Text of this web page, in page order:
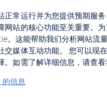
，为了尽量减少预订出行但
于可用座位数量，英国航空
正常运行并为您提供预期服
网站的核心功能至关重要。
。这能帮助我们分析网站流
交媒体互动功能。 您可以现
。如需了解详细信息，请查看
信息